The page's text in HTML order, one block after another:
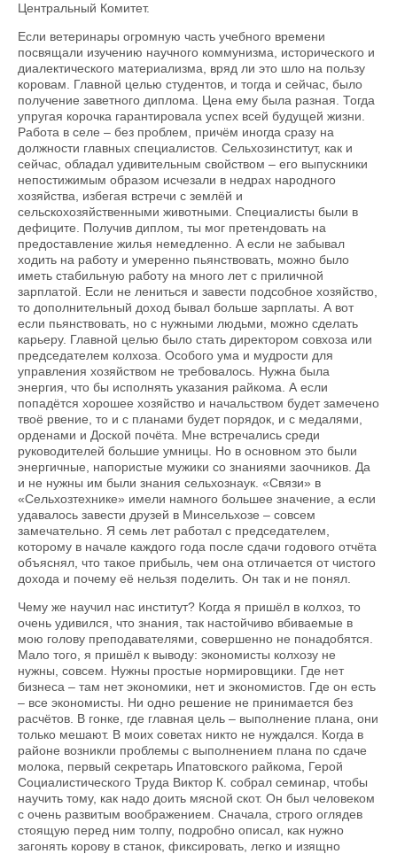
Центральный Комитет.
Если ветеринары огромную часть учебного времени
посвящали изучению научного коммунизма, исторического и
диалектического материализма, вряд ли это шло на пользу
коровам. Главной целью студентов, и тогда и сейчас, было
получение заветного диплома. Цена ему была разная. Тогда
упругая корочка гарантировала успех всей будущей жизни.
Работа в селе – без проблем, причём иногда сразу на
должности главных специалистов. Сельхозинститут, как и
сейчас, обладал удивительным свойством – его выпускники
непостижимым образом исчезали в недрах народного
хозяйства, избегая встречи с землёй и
сельскохозяйственными животными. Специалисты были в
дефиците. Получив диплом, ты мог претендовать на
предоставление жилья немедленно. А если не забывал
ходить на работу и умеренно пьянствовать, можно было
иметь стабильную работу на много лет с приличной
зарплатой. Если не лениться и завести подсобное хозяйство,
то дополнительный доход бывал больше зарплаты. А вот
если пьянствовать, но с нужными людьми, можно сделать
карьеру. Главной целью было стать директором совхоза или
председателем колхоза. Особого ума и мудрости для
управления хозяйством не требовалось. Нужна была
энергия, что бы исполнять указания райкома. А если
попадётся хорошее хозяйство и начальством будет замечено
твоё рвение, то и с планами будет порядок, и с медалями,
орденами и Доской почёта. Мне встречались среди
руководителей большие умницы. Но в основном это были
энергичные, напористые мужики со знаниями заочников. Да
и не нужны им были знания сельхознаук. «Связи» в
«Сельхозтехнике» имели намного большее значение, а если
удавалось завести друзей в Минсельхозе – совсем
замечательно. Я семь лет работал с председателем,
которому в начале каждого года после сдачи годового отчёта
объяснял, что такое прибыль, чем она отличается от чистого
дохода и почему её нельзя поделить. Он так и не понял.
Чему же научил нас институт? Когда я пришёл в колхоз, то
очень удивился, что знания, так настойчиво вбиваемые в
мою голову преподавателями, совершенно не понадобятся.
Мало того, я пришёл к выводу: экономисты колхозу не
нужны, совсем. Нужны простые нормировщики. Где нет
бизнеса – там нет экономики, нет и экономистов. Где он есть
– все экономисты. Ни одно решение не принимается без
расчётов. В гонке, где главная цель – выполнение плана, они
только мешают. В моих советах никто не нуждался. Когда в
районе возникли проблемы с выполнением плана по сдаче
молока, первый секретарь Ипатовского райкома, Герой
Социалистического Труда Виктор К. собрал семинар, чтобы
научить тому, как надо доить мясной скот. Он был человеком
с очень развитым воображением. Сначала, строго оглядев
стоящую перед ним толпу, подробно описал, как нужно
загонять корову в станок, фиксировать, легко и изящно